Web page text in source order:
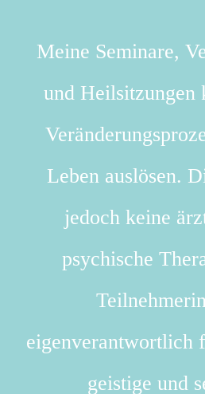
Meine Seminare,
und Heilsitzungen
Leben auslösen.
jedoch keine
psychische
eigenverantwortlich
geistige und